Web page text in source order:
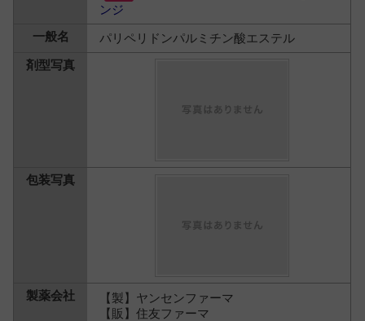
ンジ
パリペリドンパルミチン酸エステル
【製】ヤンセンファーマ
【販】住友ファーマ